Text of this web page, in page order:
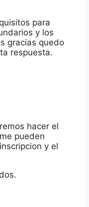
para
y los
gracias quedo
respuesta.
hacer el
pueden
y el